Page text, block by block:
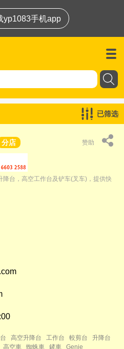
yp1083手机app
已筛选
分店 赞助
台，高空工作台及铲车(叉车)，提供快
高空升降台 工作台 較剪台
升降台
高空車 蜘蛛車 鏟車 Genie